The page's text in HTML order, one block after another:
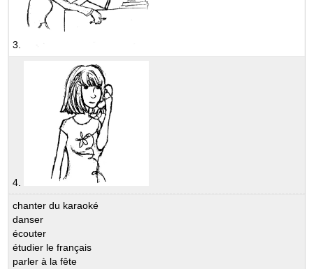
3.
4.
chanter du karaoké
danser
écouter
étudier le français
parler à la fête